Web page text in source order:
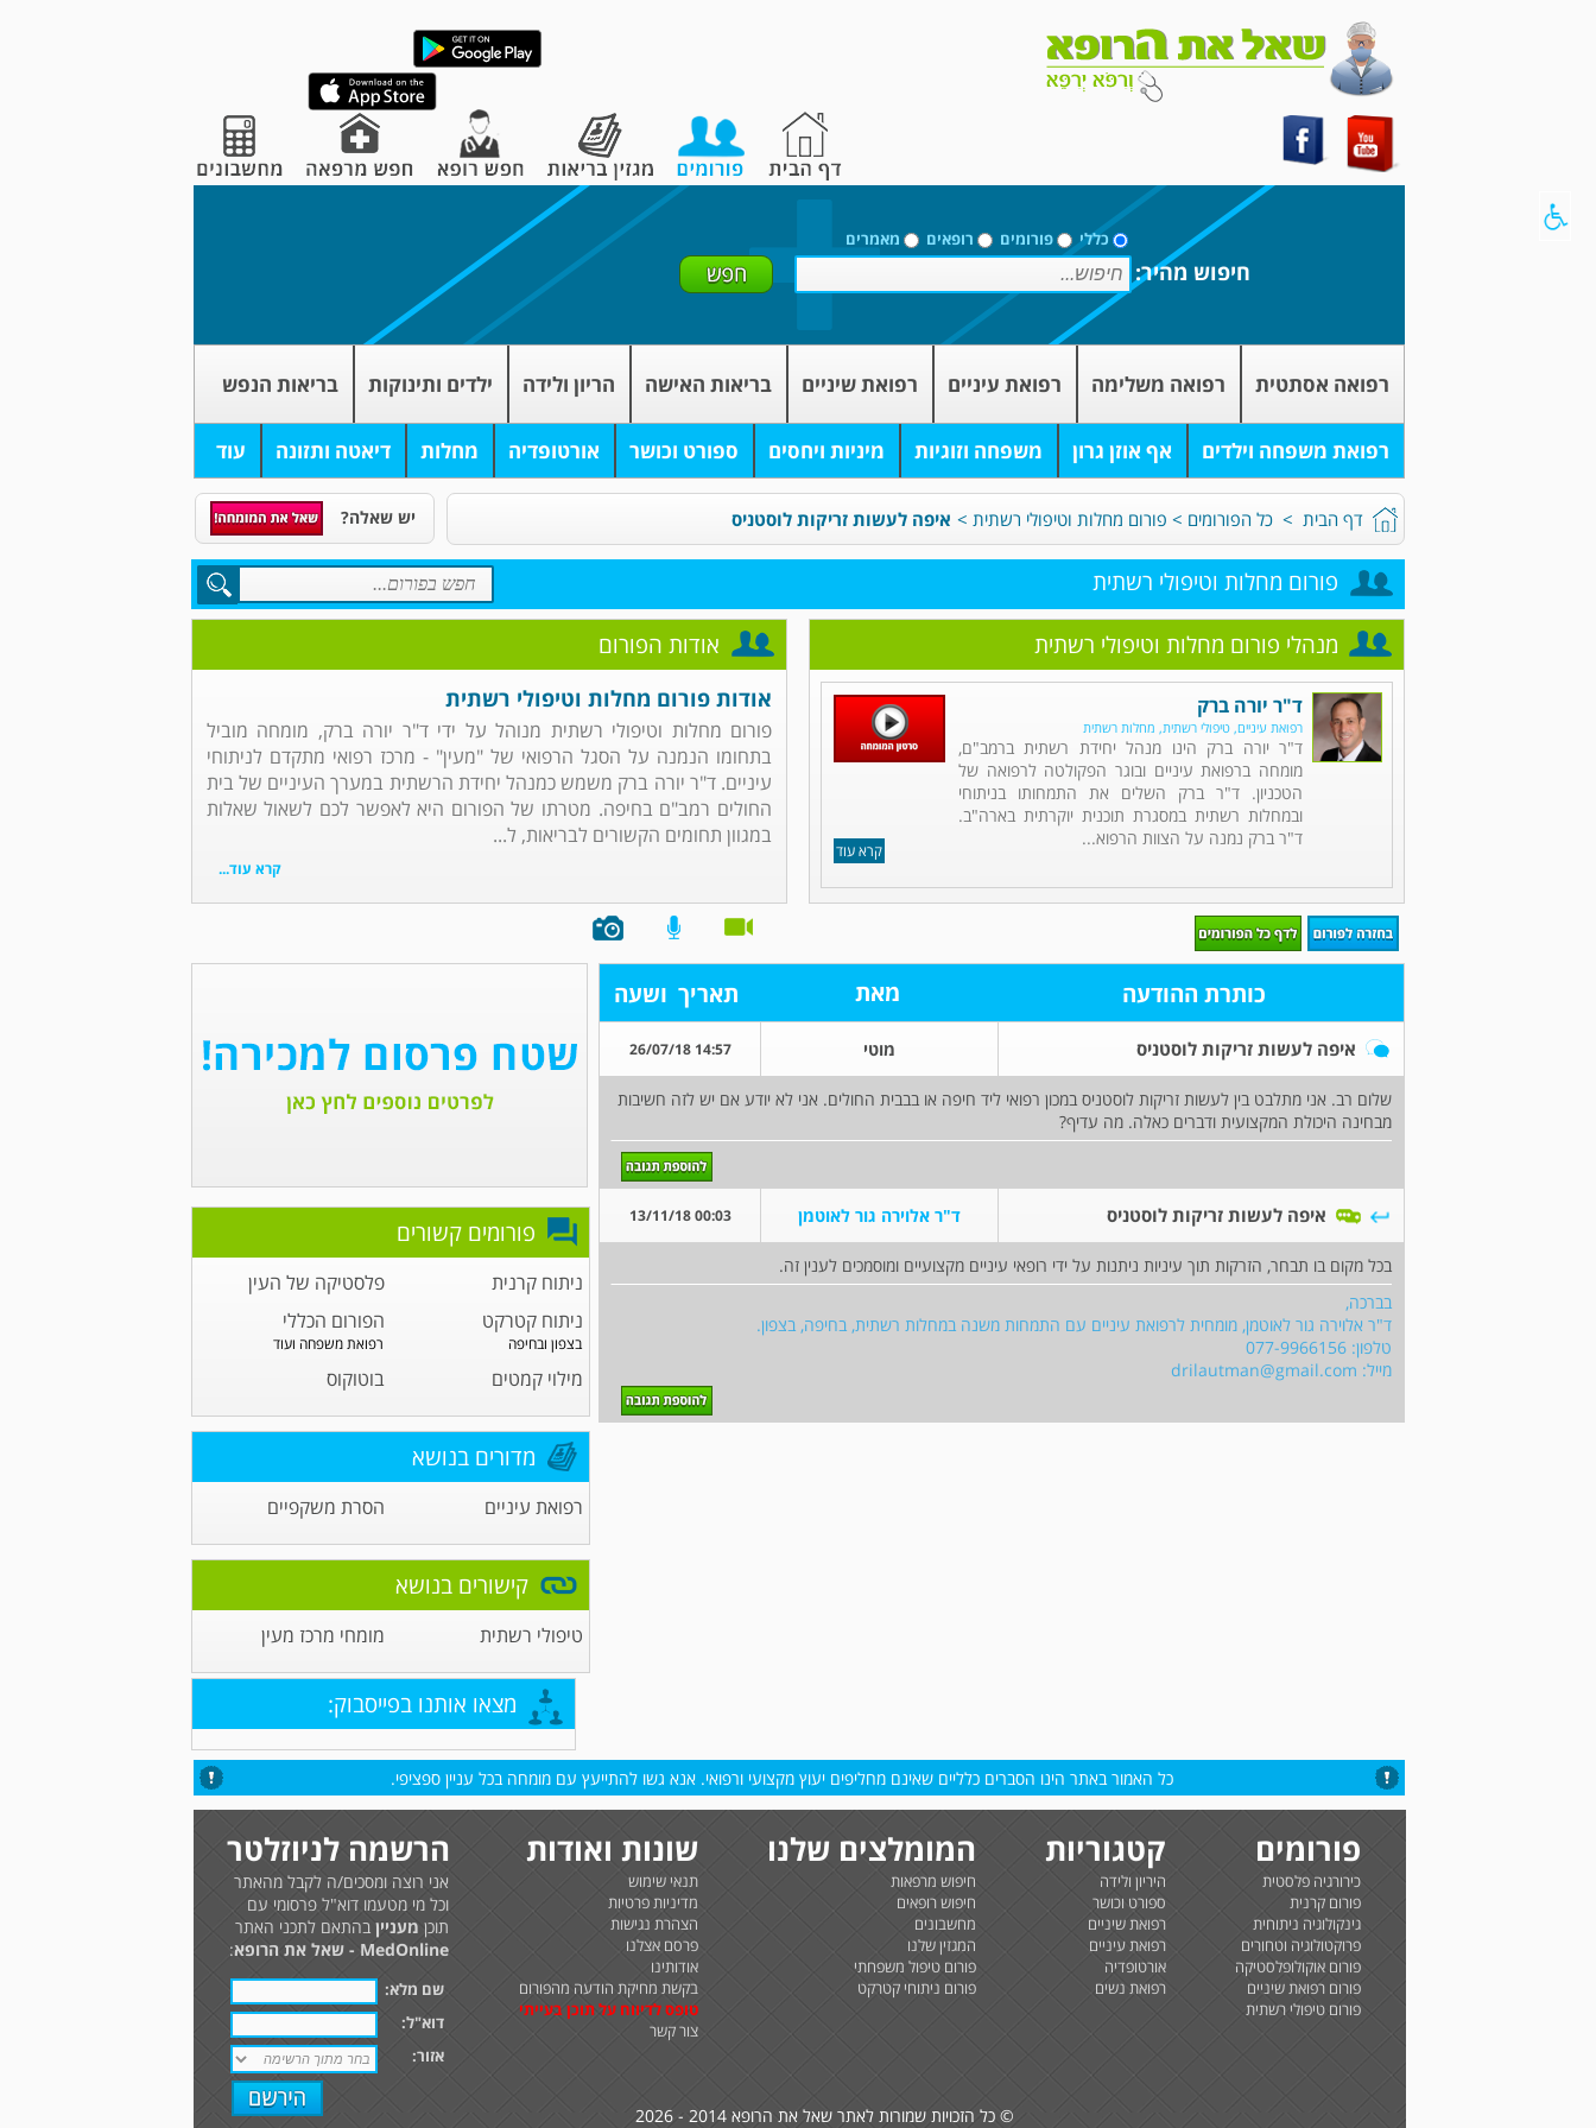
כללי פורומים רופאים מאמרים
חיפוש מהיר:
רפואה אסתטית רפואה משלימה רפואת עיניים רפואת שיניים בריאות האישה הריון ולידה ילדים ותינוקות בריאות הנפש
רפואת משפחה וילדים אף אוזן גרון משפחה וזוגיות מיניות ויחסים ספורט וכושר אורטופדיה מחלות דיאטה ותזונה עוד
דף הבית > כל הפורומים > פורום מחלות וטיפולי רשתית > איפה לעשות זריקות לוסטניס יש שאלה?
פורום מחלות וטיפולי רשתית
אודות הפורום
אודות פורום מחלות וטיפולי רשתית
פורום מחלות וטיפולי רשתית מנוהל על ידי ד"ר יורה ברק, מומחה מוביל
בתחומו הנמנה על הסגל הרפואי של "מעין" - מרכז רפואי מתקדם לניתוחי
עיניים. ד"ר יורה ברק משמש כמנהל יחידת הרשתית במערך העיניים של בית
החולים רמב"ם בחיפה. מטרתו של הפורום היא לאפשר לכם לשאול שאלות
במגוון תחומים הקשורים לבריאות, ל...
קרא עוד...
מנהלי פורום מחלות וטיפולי רשתית
קרא עוד
ד"ר יורה ברק
רפואת עיניים, טיפולי רשתית, מחלות רשתית
ד"ר יורה ברק הינו מנהל יחידת רשתית ברמב"ם,
מומחה ברפואת עיניים ובוגר הפקולטה לרפואה של
הטכניון. ד"ר ברק השלים את התמחותו בניתוחי
ובמחלות רשתית במסגרת תוכנית יוקרתית בארה"ב.
ד"ר ברק נמנה על הצוות הרפוא...
כותרת ההודעה מאת תאריך ושעה
איפה לעשות זריקות לוסטניס מוטי 14:57 26/07/18
שלום רב. אני מתלבט בין לעשות זריקות לוסטניס במכון רפואי ליד חיפה או בבבית החולים. אני לא יודע אם יש לזה חשיבות
מבחינה היכולת המקצועית ודברים כאלה. מה עדיף?
איפה לעשות זריקות לוסטניס ד"ר אלוירה גור לאוטמן 00:03 13/11/18
בכל מקום בו תבחר, הזרקות תוך עיניות ניתנות על ידי רופאי עיניים מקצועיים ומוסמכים לענין זה.
בברכה,
ד"ר אלוירה גור לאוטמן, מומחית לרפואת עיניים עם התמחות משנה במחלות רשתית, בחיפה, בצפון.
טלפון: 077-9966156
מייל: drilautman@gmail.com
פורומים קשורים
ניתוח קרנית
פלסטיקה של העין
ניתוח קטרקט
בצפון ובחיפה
הפורום הכללי
רפואת משפחה ועוד
מילוי קמטים בוטוקוס
מדורים בנושא
רפואת עיניים הסרת משקפיים
קישורים בנושא
טיפולי רשתית מומחי מרכז מעין
מצאו אותנו בפייסבוק:
כל האמור באתר הינו הסברים כלליים שאינם מחליפים יעוץ מקצועי ורפואי. אנא גשו להתייעץ עם מומחה בכל עניין ספציפי.
פורומים
כירורגיה פלסטית
פורום קרנית
גינקולוגיה ניתוחית
פרוקטולוגיה וטחורים
פורום אוקולופלסטיקה
פורום רפואת שיניים
פורום טיפולי רשתית
קטגוריות
היריון ולידה
ספורט וכושר
רפואת שיניים
רפואת עיניים
אורטופדיה
רפואת נשים
המומלצים שלנו
חיפוש מרפאות
חיפוש רופאים
מחשבונים
המגזין שלנו
פורום טיפול משפחתי
פורום ניתוחי קטרקט
שונות ואודות
תנאי שימוש
מדיניות פרטיות
הצהרת נגישות
פרסם אצלנו
אודותינו
בקשת מחיקת הודעה מהפורום
טופס לדיווח על תוכן בעייתי
צור קשר
הרשמה לניוזלטר
אני רוצה ומסכים/ה לקבל מהאתר
וכל מי מטעמו דוא"ל פרסומי עם
תוכן מענייןבהתאם לתכני האתר
MedOnline - שאל את הרופא
:
שם מלא:
דוא"ל:
אזור:
© כל הזכויות שמורות לאתר שאל את הרופא 2014 - 2026